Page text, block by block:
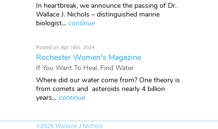
In heartbreak, we announce the passing of Dr.
Wallace J. Nichols – distinguished marine
biologist... continue
Posted on Apr 16th, 2024
Rochester Women's Magazine
If You Want To Heal, Find Water
Where did our water come from? One theory is
from comets and asteroids nearly 4 billion
years... continue
©2026 Wallace J Nichols